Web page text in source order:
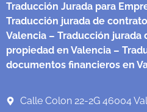
Traducción Jurada para
Traducción jurada de
Valencia – Traducción jurada
propiedad en Valencia –
documentos financieros en
Calle Colon 22-2G 46004